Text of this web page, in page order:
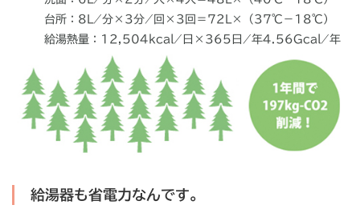
台所：8L ⁄ 分×3分 ⁄ 回×3回＝72L×（37℃－18℃）
給湯熱量：12,504kcal ⁄ 日×365日 ⁄ 年4.56Gcal ⁄ 年
給湯器も省電力なんです。